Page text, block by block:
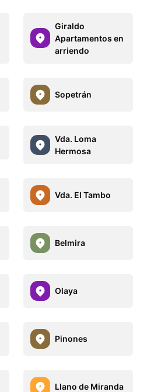
Giraldo
Apartamentos en
arriendo
Sopetrán
Vda. Loma
Hermosa
Vda. El Tambo
Belmira
Olaya
Pinones
Llano de Miranda